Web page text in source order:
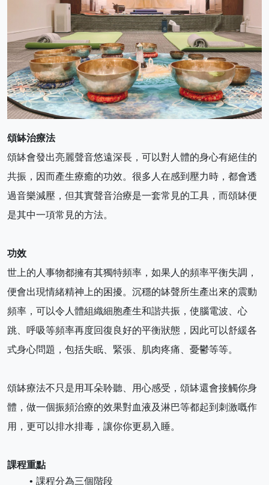
頌缽治療法
頌缽會發出亮麗聲音悠遠深長，可以對人體的身心有絕佳的
共振，因而產生療癒的功效。很多人在感到壓力時，都會透
過音樂減壓，但其實聲音治療是一套常見的工具，而頌缽便
是其中一項常見的方法。
功效
世上的人事物都擁有其獨特頻率，如果人的頻率平衡失調，
便會出現情緒精神上的困擾。沉穩的缽聲所生產出來的震動
頻率，可以令人體組織細胞產生和諧共振，使腦電波、心
跳、呼吸等頻率再度回復良好的平衡狀態，因此可以舒緩各
式身心問題，包括失眠、緊張、肌肉疼痛、憂鬱等等。
頌缽療法不只是用耳朵聆聽、用心感受，頌缽還會接觸你身
體，做一個振頻治療的效果對血液及淋巴等都起到刺激嘅作
用，更可以排水排毒，讓你你更易入睡。
課程重點
課程分為三個階段